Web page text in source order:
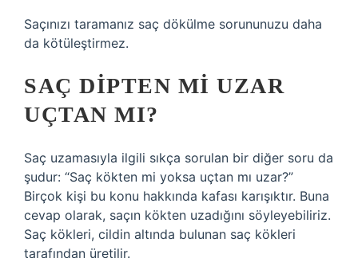
Saçınızı taramanız saç dökülme sorununuzu daha
da kötüleştirmez.
SAÇ DIPTEN MI UZAR
UÇTAN MI?
Saç uzamasıyla ilgili sıkça sorulan bir diğer soru da
şudur: “Saç kökten mi yoksa uçtan mı uzar?”
Birçok kişi bu konu hakkında kafası karışıktır. Buna
cevap olarak, saçın kökten uzadığını söyleyebiliriz.
Saç kökleri, cildin altında bulunan saç kökleri
tarafından üretilir.